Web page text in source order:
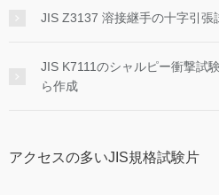
JIS Z3137 溶接継手の十字引
JIS K7111のシャルピー衝撃試
ら作成
アクセスの多いJIS規格試験片